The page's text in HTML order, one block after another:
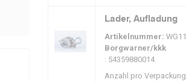
Lader, Aufladung
Artikelnummer:
Borgwarner/kkk
: 54359880014
Anzahl pro